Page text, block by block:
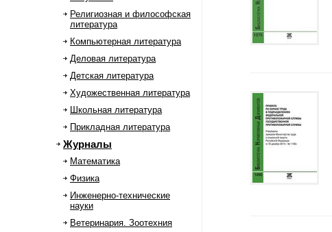
Религиозная и философская
литература
Компьютерная литература
Деловая литература
Детская литература
Художественная литература
Школьная литература
Прикладная литература
Журналы
Математика
Физика
Инженерно-технические
науки
Ветеринария. Зоотехния